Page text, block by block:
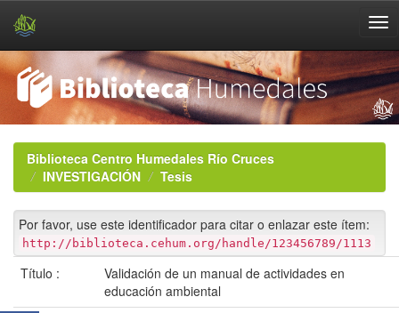
navigationBiblioteca Centro Humedales Río Cruces
INVESTIGACIÓN
Tesis
Por favor, use este identificador para citar o enlazar este ítem:
http://biblioteca.cehum.org/handle/123456789/1113
Título :
Validación de un manual de actividades en
educación ambiental